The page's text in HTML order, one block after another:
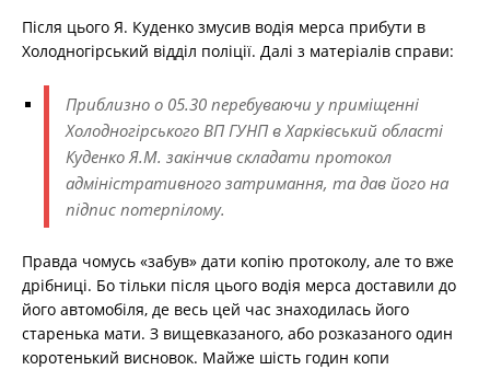
Після цього Я. Куденко змусив водія мерса прибути в
Холодногірський відділ поліції. Далі з матеріалів справи:
Приблизно о 05.30 перебуваючи у приміщенні
Холодногірського ВП ГУНП в Харківський області
Куденко Я.М. закінчив складати протокол
адміністративного затримання, та дав його на
підпис потерпілому.
Правда чомусь «забув» дати копію протоколу, але то вже
дрібниці. Бо тільки після цього водія мерса доставили до
його автомобіля, де весь цей час знаходилась його
старенька мати. З вищевказаного, або розказаного один
коротенький висновок. Майже шість годин копи